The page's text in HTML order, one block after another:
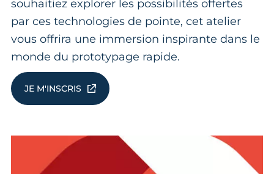
souhaitiez explorer les possibilités offertes
par ces technologies de pointe, cet atelier
vous offrira une immersion inspirante dans le
monde du prototypage rapide.
JE M'INSCRIS